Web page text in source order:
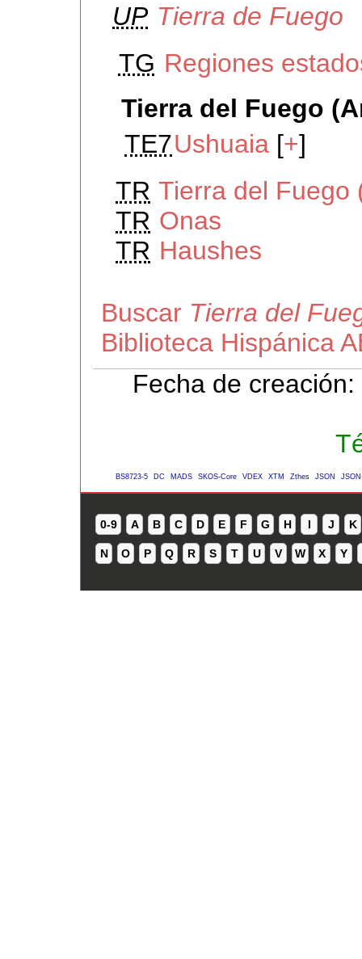
UP Tierra de Fuego
TG Regiones
Tierra del Fuego
TE7Ushuaia [+]
TR Tierra del Fuego
TR Onas
TR Haushes
Buscar Tierra del
Biblioteca Hispánica
Fecha de
BS8723-5 DC MADS SKOS-Core VDEX XTM Zthes JSON
0-9 A B C D E F G H I J K
N O P Q R S T U V W X Y